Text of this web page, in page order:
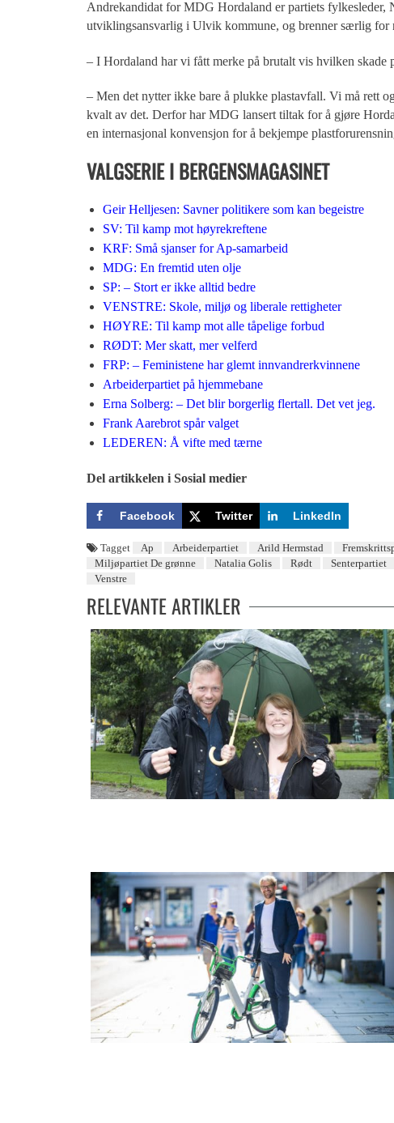
Andrekandidat for MDG Hordaland er partiets
utviklingsansvarlig i Ulvik kommune, og brenner særlig
– I Hordaland har vi fått merke på brutalt vis hvilken
– Men det nytter ikke bare å plukke plastavfall. Vi må rett
kvalt av det. Derfor har MDG lansert tiltak for å gjøre
en internasjonal konvensjon for å bekjempe
VALGSERIE I BERGENSMAGASINET
Geir Helljesen: Savner politikere som kan begeistre
SV: Til kamp mot høyrekreftene
KRF: Små sjanser for Ap-samarbeid
MDG: En fremtid uten olje
SP: – Stort er ikke alltid bedre
VENSTRE: Skole, miljø og liberale rettigheter
HØYRE: Til kamp mot alle tåpelige forbud
RØDT: Mer skatt, mer velferd
FRP: – Feministene har glemt innvandrerkvinnene
Arbeiderpartiet på hjemmebane
Erna Solberg: – Det blir borgerlig flertall. Det vet jeg.
Frank Aarebrot spår valget
LEDEREN: Å vifte med tærne
Del artikkelen i Sosial medier
Facebook Twitter LinkedIn
Tagget Ap Arbeiderpartiet Arild Hermstad
Miljøpartiet De grønne
Natalia Golis Rødt Senterpartiet
Venstre
RELEVANTE ARTIKLER